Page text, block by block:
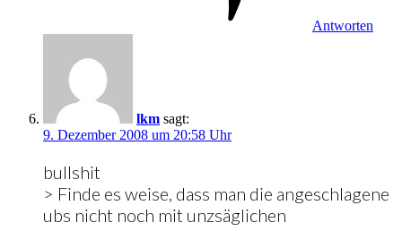
Antworten
lkm sagt:
9. Dezember 2008 um 20:58 Uhr
bullshit
> Finde es weise, dass man die angeschlagene
ubs nicht noch mit unzsäglichen